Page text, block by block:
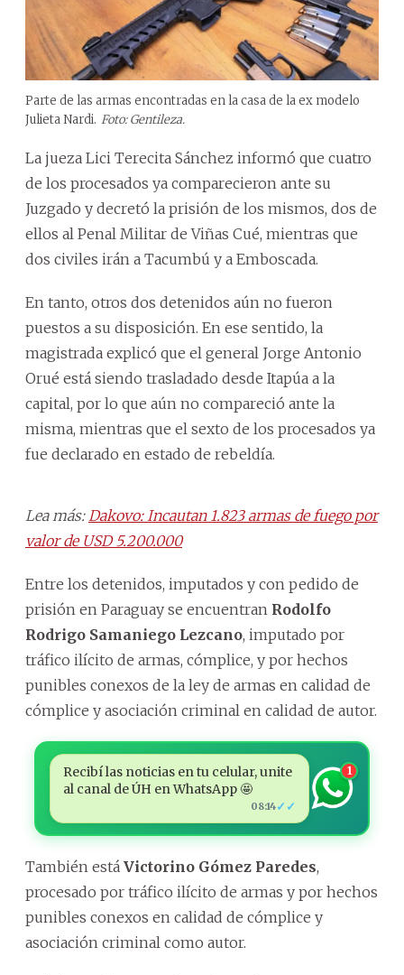
Parte de las armas encontradas en la casa de la ex modelo
Julieta Nardi. Foto: Gentileza.
La jueza Lici Terecita Sánchez informó que cuatro
de los procesados ya comparecieron ante su
Juzgado y decretó la prisión de los mismos, dos de
ellos al Penal Militar de Viñas Cué, mientras que
dos civiles irán a Tacumbú y a Emboscada.
En tanto, otros dos detenidos aún no fueron
puestos a su disposición. En ese sentido, la
magistrada explicó que el general Jorge Antonio
Orué está siendo trasladado desde Itapúa a la
capital, por lo que aún no compareció ante la
misma, mientras que el sexto de los procesados ya
fue declarado en estado de rebeldía.
Lea más: Dakovo: Incautan 1.823 armas de fuego por
valor de USD 5.200.000
Entre los detenidos, imputados y con pedido de
prisión en Paraguay se encuentran Rodolfo
Rodrigo Samaniego Lezcano, imputado por
tráfico ilícito de armas, cómplice, y por hechos
punibles conexos de la ley de armas en calidad de
cómplice y asociación criminal en calidad de autor.
Recibí las noticias en tu celular, unite
al canal de ÚH en WhatsApp 🤩
08:14✓✓
1
También está Victorino Gómez Paredes,
procesado por tráfico ilícito de armas y por hechos
punibles conexos en calidad de cómplice y
asociación criminal como autor.